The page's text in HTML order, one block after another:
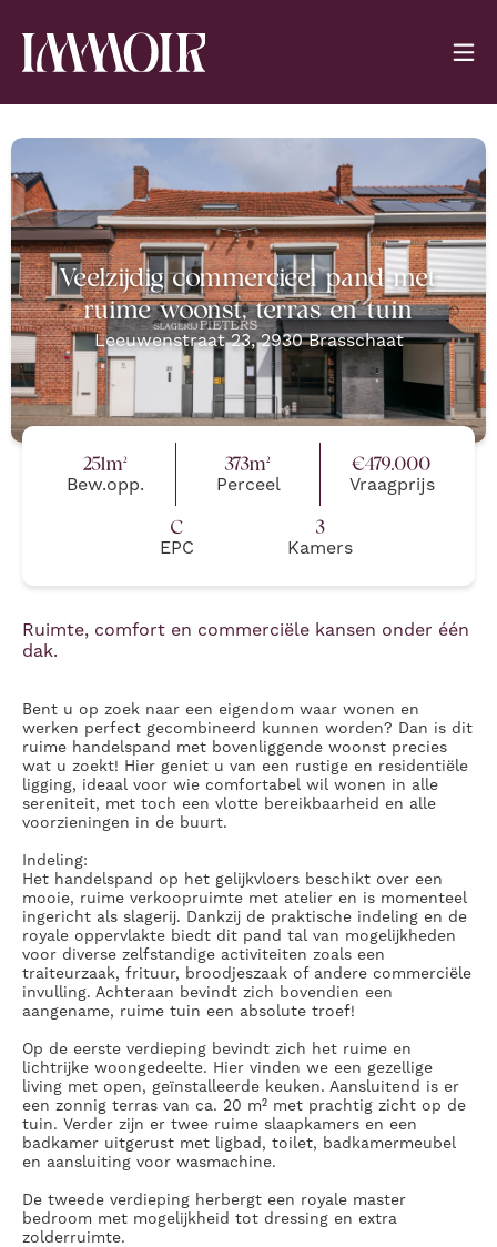
Veelzijdig commercieel pand met
ruime woonst, terras en tuin
Leeuwenstraat 23,2930 Brasschaat
251m²
Bew.opp.
373m²
Perceel
€479.000
Vraagprijs
C
EPC
3
Kamers
Ruimte, comfort en commerciële kansen onder één
dak.
Bent u op zoek naar een eigendom waar wonen en
werken perfect gecombineerd kunnen worden? Dan is dit
ruime handelspand met bovenliggende woonst precies
wat u zoekt! Hier geniet u van een rustige en residentiële
ligging, ideaal voor wie comfortabel wil wonen in alle
sereniteit, met toch een vlotte bereikbaarheid en alle
voorzieningen in de buurt.
Indeling:
Het handelspand op het gelijkvloers beschikt over een
mooie, ruime verkoopruimte met atelier en is momenteel
ingericht als slagerij. Dankzij de praktische indeling en de
royale oppervlakte biedt dit pand tal van mogelijkheden
voor diverse zelfstandige activiteiten zoals een
traiteurzaak, frituur, broodjeszaak of andere commerciële
invulling. Achteraan bevindt zich bovendien een
aangename, ruime tuin een absolute troef!
Op de eerste verdieping bevindt zich het ruime en
lichtrijke woongedeelte. Hier vinden we een gezellige
living met open, geïnstalleerde keuken. Aansluitend is er
een zonnig terras van ca. 20 m² met prachtig zicht op de
tuin. Verder zijn er twee ruime slaapkamers en een
badkamer uitgerust met ligbad, toilet, badkamermeubel
en aansluiting voor wasmachine.
De tweede verdieping herbergt een royale master
bedroom met mogelijkheid tot dressing en extra
zolderruimte.